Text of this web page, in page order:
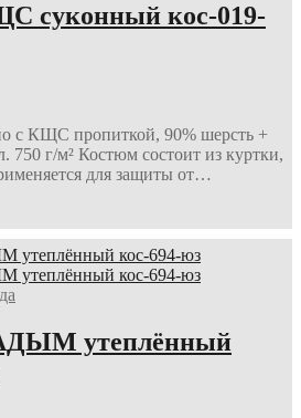
суконный кос-019-
с КЩС пропиткой, 90% шерсть +
750 г/м² Костюм состоит из куртки,
для защиты от…
утеплённый